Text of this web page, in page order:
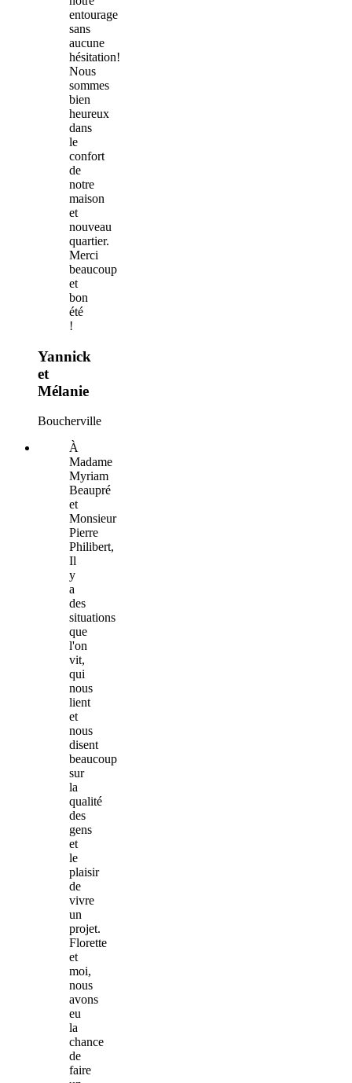
entourage
sans
aucune
hésitation!
Nous
sommes
bien
heureux
dans
le
confort
de
notre
maison
et
nouveau
quartier.
Merci
beaucoup
et
bon
été
!
Yannick
et
Mélanie
Boucherville
À
Madame
Myriam
Beaupré
et
Monsieur
Pierre
Philibert,
Il
y
a
des
situations
que
l'on
vit,
qui
nous
lient
et
nous
disent
beaucoup
sur
la
qualité
des
gens
et
le
plaisir
de
vivre
un
projet.
Florette
et
moi,
nous
avons
eu
la
chance
de
faire